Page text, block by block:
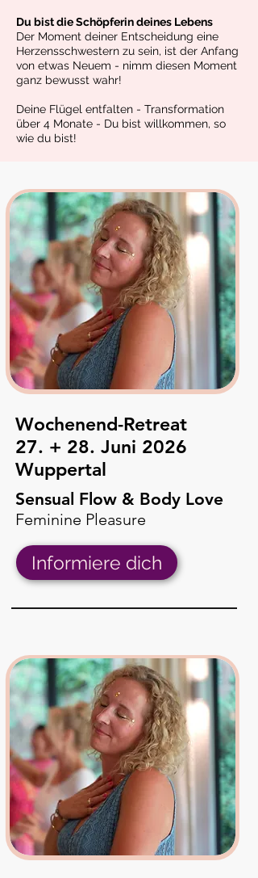
Du bist die Schöpferin deines Lebens
Der Moment deiner Entscheidung eine
Herzensschwestern zu sein, ist der Anfang
von etwas Neuem - nimm diesen Moment
ganz bewusst wahr!
Deine Flügel entfalten - Transformation
über 4 Monate - Du bist willkommen, so
wie du bist!
Wochenend-Retreat
27. + 28. Juni 2026
Wuppertal
Sensual Flow & Body Love
Feminine Pleasure
Informiere dich